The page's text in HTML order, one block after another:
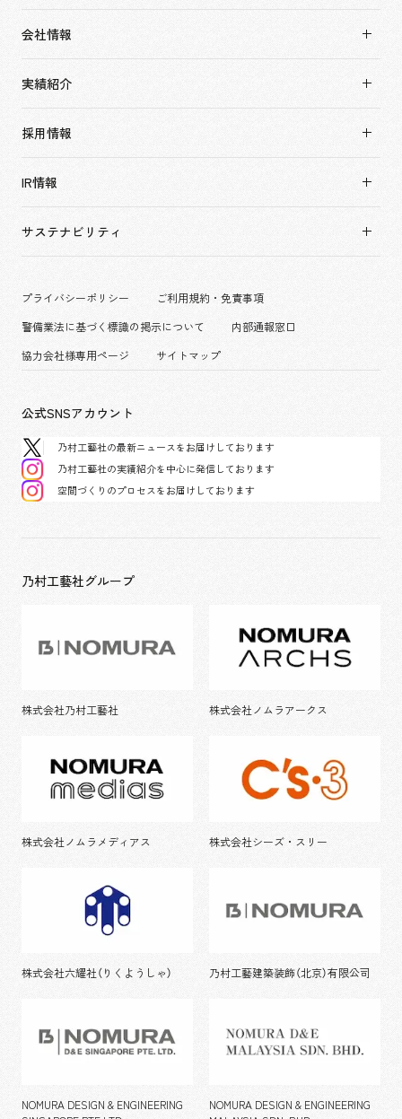
会社情報
ソーシャルグッド
会社概要・アクセス
役員構成・組織図
実績紹介
アーバン & リテール
ホスピタリティ
コーポレート
コンベンション & イベント
パブリック
採用情報
キャリア採用
働く環境
IR情報
サステナビリティ
プライバシーポリシー
ご利用規約・免責事項
警備業法に基づく標識の掲示について
内部通報窓口
協力会社様専用ページ
サイトマップ
公式SNSアカウント
乃村工藝社の最新ニュースをお届けしております
乃村工藝社の実績紹介を中心に発信しております
空間づくりのプロセスをお届けしております
乃村工藝社グループ
株式会社乃村工藝社 株式会社ノムラアークス
株式会社ノムラメディアス 株式会社シーズ・スリー
株式会社六耀社（りくようしゃ） 乃村工藝建築装飾（北京）有限公司
NOMURA DESIGN & ENGINEERING
NOMURA DESIGN & ENGINEERING